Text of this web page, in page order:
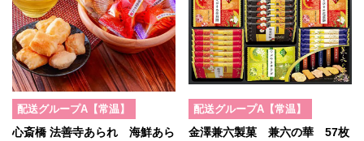
配送グループA【常温】
心斎橋 法善寺あられ 海鮮あら
配送グループA【常温】
金澤兼六製菓 兼六の華 57枚